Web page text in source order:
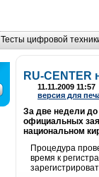
Тесты цифровой
RU-
11.11.2009 11:57
версия для
За две недели до
официальных
национальном
Процедура
время к